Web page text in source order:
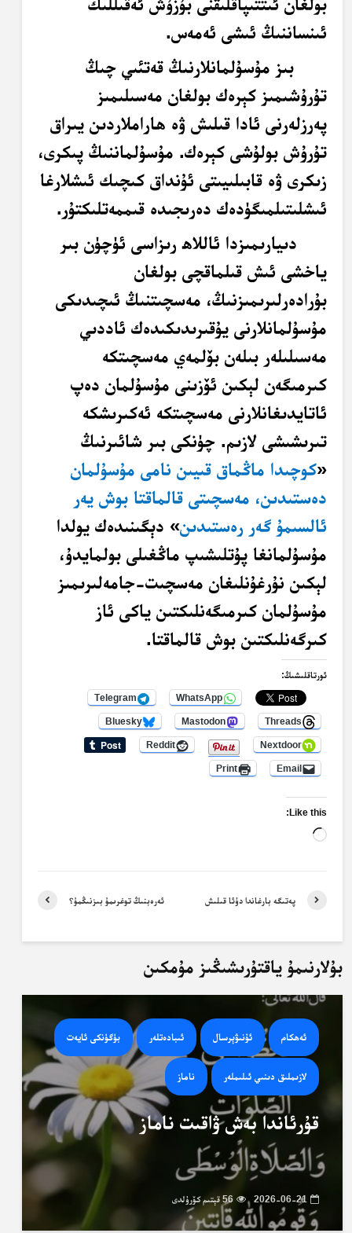
ئىنساننىڭ ئىشى ئەمەس.
بىز مۇسۇلمانلارنىڭ قەتئىي چىڭ
تۇرۇشىمىز كېرەك بولغان مەسىلىمىز
پەرزلەرنى ئادا قىلىش ۋە ھاراملاردىن يىراق
تۇرۇش بولۇشى كېرەك. مۇسۇلماننىڭ پىكرى،
زىكرى ۋە قابىلىيىتى ئۇنداق كىچىك ئىشلارغا
ئىشلىتىلمىگۈدەك دەرىجىدە قىممەتلىكتۇر.
دىيارىمىزدا ئاللاھ رىزاسى ئۈچۈن بىر
ياخشى ئىش قىلماقچى بولغان
بۇرادەرلىرىمىزنىڭ، مەسچىتنىڭ ئىچىدىكى
مۇسۇلمانلارنى يۇقىرىدىكىدەك ئاددىي
مەسىلىلەر بىلەن بۆلمەي مەسچىتكە
كىرمىگەن لېكىن ئۆزىنى مۇسۇلمان دەپ
ئاتايدىغانلارنى مەسچىتكە ئەكىرىشكە
تىرىشىشى لازىم. چۈنكى بىر شائىرنىڭ
«كوچىدا ماڭماق قىيىن نامى مۇسۇلمان
دەستىدىن، مەسچىتى قالماقتا بوش يەر
ئالسىمۇ گەر رەستىدىن» دېگىنىدەك يولدا
مۇسۇلمانغا پۇتلىشىپ ماڭغىلى بولمايدۇ،
لېكىن نۇرغۇنلىغان مەسچىت-جامەلىرىمىز
مۇسۇلمان كىرمىگەنلىكتىن ياكى ئاز
كىرگەنلىكتىن بوش قالماقتا.
ئورتاقلىشىڭ:
WhatsApp
Telegram
Threads
Mastodon
Bluesky
Nextdoor
Reddit
Email
Print
Like this:
Loading…
ئەرەبنىڭ توغرىمۇ بىزنىڭمۇ؟ پەتىگە بارغاندا دۇئا قىلىش
بۇلارنىمۇ ياقتۇرىشىڭىز مۇمكىن
ئەھكام ئۇنىۋېرسال ئىبادەتلەر بۈگۈنكى ئايەت
لازىملىق دىنىي ئىلىملەر ناماز
قۇرئاندا بەش ۋاقىت ناماز
2026-06-21 56 قېتىم كۆرۈلدى